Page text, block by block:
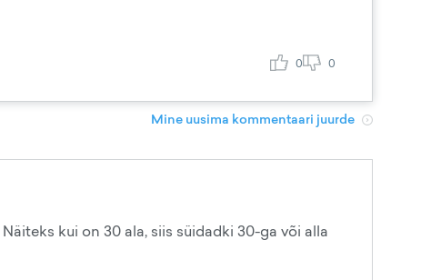
0 0
Mine uusima kommentaari juurde
kui on 30 ala, siis süidadki 30-ga või alla